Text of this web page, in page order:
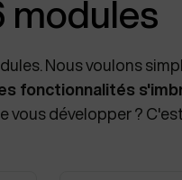
modules
Nous voulons
fonctionnalités
vous développer ?